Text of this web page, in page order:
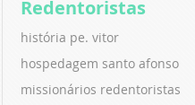
Redentoristas
história pe. vitor
hospedagem santo afonso
missionários redentoristas